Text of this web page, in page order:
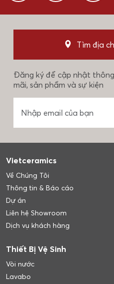
Tìm địa
Đăng ký để cập nhật
mãi, sản phẩm và sự kiện
Vietceramics
Về Chúng Tôi
Thông tin & Báo cáo
Dự án
Liên hệ Showroom
Dịch vụ khách hàng
Thiết Bị Vệ Sinh
Vòi nước
Lavabo